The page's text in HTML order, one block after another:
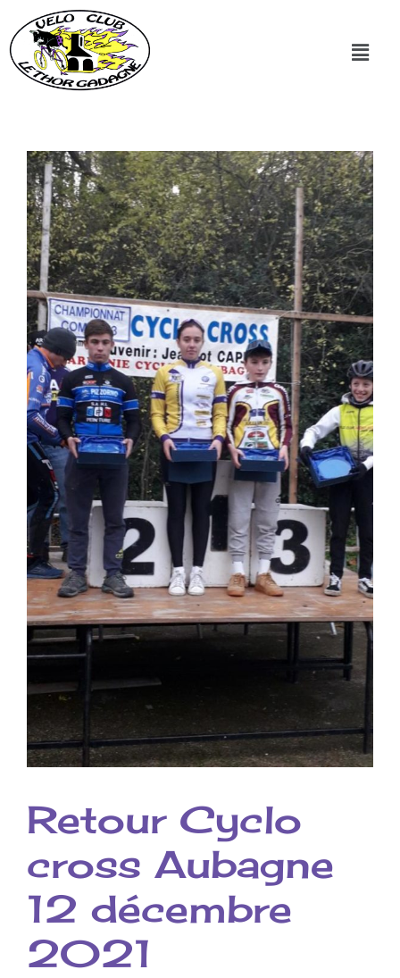
Retour Cyclo
cross Aubagne
12 décembre
2021